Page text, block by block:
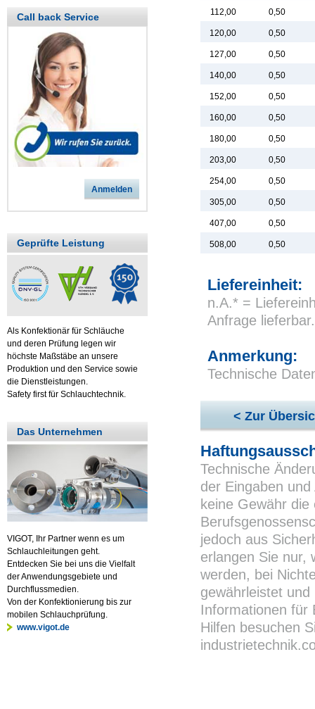
112,00 0,50
120,00 0,50
127,00 0,50
140,00 0,50
152,00 0,50
160,00 0,50
180,00 0,50
203,00 0,50
254,00 0,50
305,00 0,50
407,00 0,50
508,00 0,50
Liefereinheit:
n.A.* =
Anfrage lieferbar.
Anmerkung:
Technische
< Zur
Technische
der Eingaben
keine Gewähr
jedoch aus
erlangen Sie nur,
werden, bei
gewährleistet
Informationen für
Hilfen besuchen
Call back Service
Anmelden
Geprüfte Leistung
Als Konfektionär für Schläuche
und deren Prüfung legen wir
höchste Maßstäbe an unsere
Produktion und den Service sowie
die Dienstleistungen.
Safety first für Schlauchtechnik.
Das Unternehmen
VIGOT, Ihr Partner wenn es um
Schlauchleitungen geht.
Entdecken Sie bei uns die Vielfalt
der Anwendungsgebiete und
Durchflussmedien.
Von der Konfektionierung bis zur
mobilen Schlauchprüfung.
www.vigot.de